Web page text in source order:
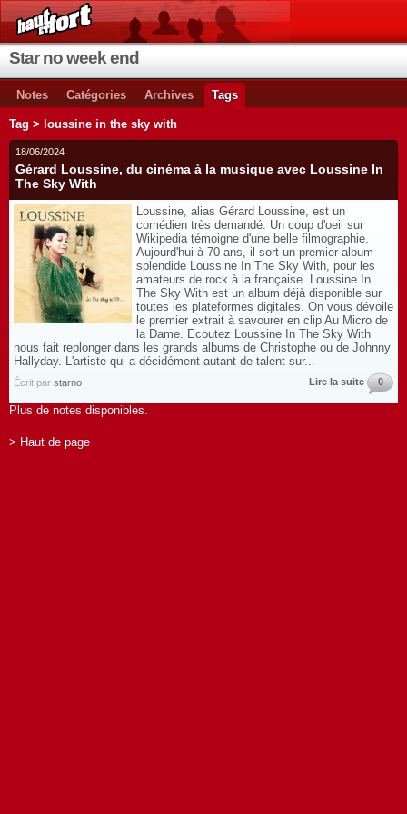
Star no week end
Notes Catégories Archives Tags
Tag > loussine in the sky with
18/06/2024
Gérard Loussine, du cinéma à la musique avec Loussine In
The Sky With
Loussine, alias Gérard Loussine, est un
comédien très demandé. Un coup d'oeil sur
Wikipedia témoigne d'une belle filmographie.
Aujourd'hui à 70 ans, il sort un premier album
splendide Loussine In The Sky With, pour les
amateurs de rock à la française. Loussine In
The Sky With est un album déjà disponible sur
toutes les plateformes digitales. On vous dévoile
le premier extrait à savourer en clip Au Micro de
la Dame. Ecoutez Loussine In The Sky With
nous fait replonger dans les grands albums de Christophe ou de Johnny
Hallyday. L'artiste qui a décidément autant de talent sur...
Écrit par starno Lire la suite 0
Plus de notes disponibles.
> Haut de page